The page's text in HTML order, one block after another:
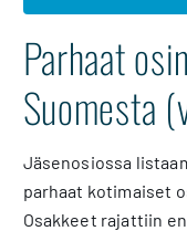
Parhaat
Suomesta
Jäsenosiossa
parhaat kotimaiset
Osakkeet rajattiin